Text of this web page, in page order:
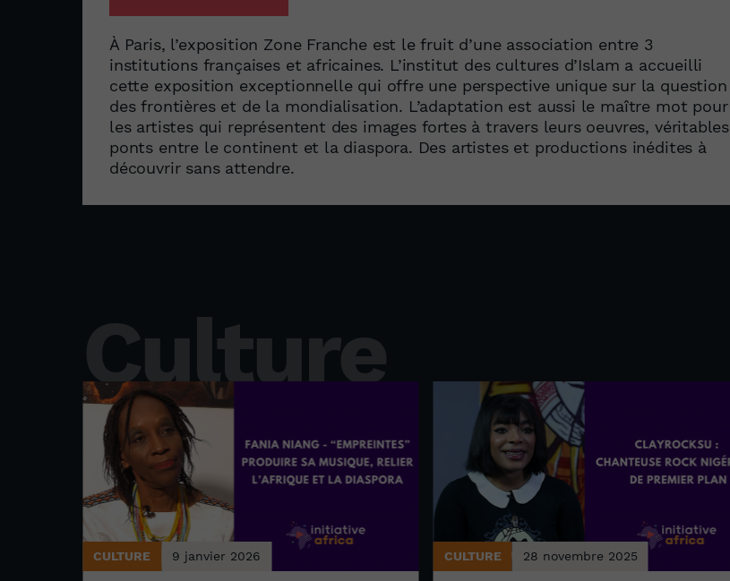
À Paris, l’exposition Zone Franche est le fruit d’une association entre 3
institutions françaises et africaines. L’institut des cultures d’Islam a accueilli
cette exposition exceptionnelle qui offre une perspective unique sur la question
des frontières et de la mondialisation. L’adaptation est aussi le maître mot pour
les artistes qui représentent des images fortes à travers leurs oeuvres, véritables
ponts entre le continent et la diaspora. Des artistes et productions inédites à
découvrir sans attendre.
Culture
CULTURE 9 janvier 2026 CULTURE 28 novembre 2025